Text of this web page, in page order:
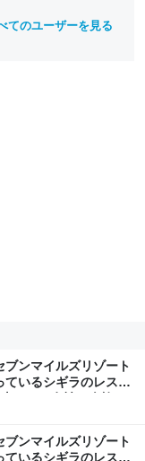
てのユーザーを見る
ンマイルズリゾート
いるシギラのレスト
シ＆女性一人旅で
匹バタフライ 🦋 南
ンマイルズリゾート
いるシギラのレスト